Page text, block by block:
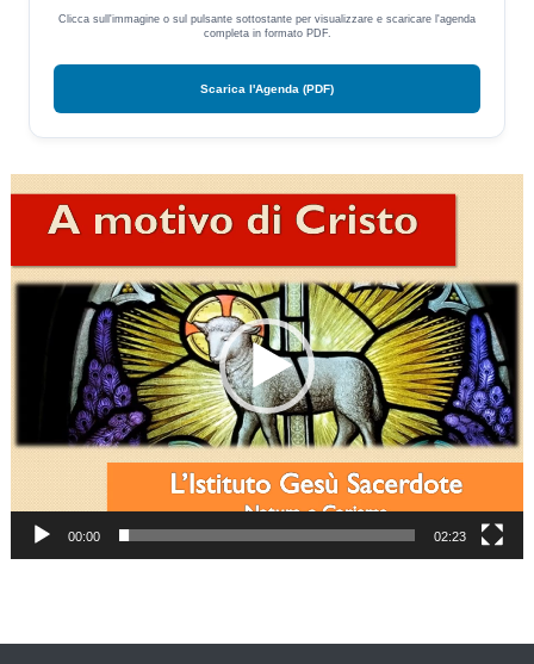
Clicca sull'immagine o sul pulsante sottostante per visualizzare e scaricare l'agenda
completa in formato PDF.
Scarica l'Agenda (PDF)
Player
00:00 02:23